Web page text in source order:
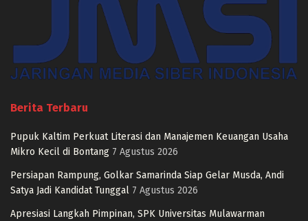
Berita Terbaru
Pupuk Kaltim Perkuat Literasi dan Manajemen Keuangan Usaha
Mikro Kecil di Bontang 7 Agustus 2026
Persiapan Rampung, Golkar Samarinda Siap Gelar Musda, Andi
Satya Jadi Kandidat Tunggal 7 Agustus 2026
Apresiasi Langkah Pimpinan, SPK Universitas Mulawarman